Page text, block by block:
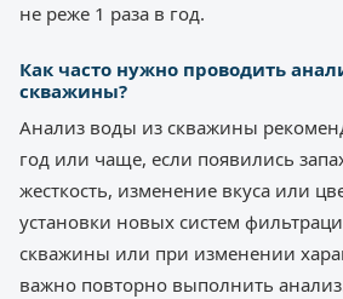
не реже 1 раза в год.
Как часто нужно проводить
скважины?
Анализ воды из скважины
год или чаще, если появились
жесткость, изменение вкуса или
установки новых систем
скважины или при изменении
важно повторно выполнить